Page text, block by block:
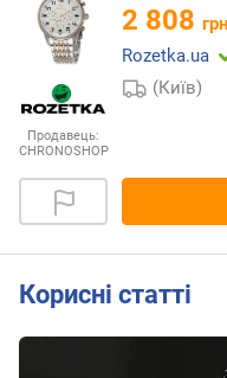
Продавець:
CHRONOSHOP
2 808
Rozetka.ua
(Київ)
Корисні статті